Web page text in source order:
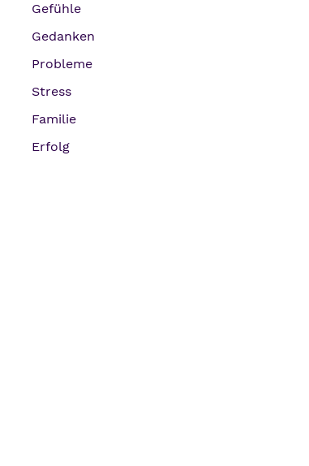
Gefühle
Gedanken
Probleme
Stress
Familie
Erfolg